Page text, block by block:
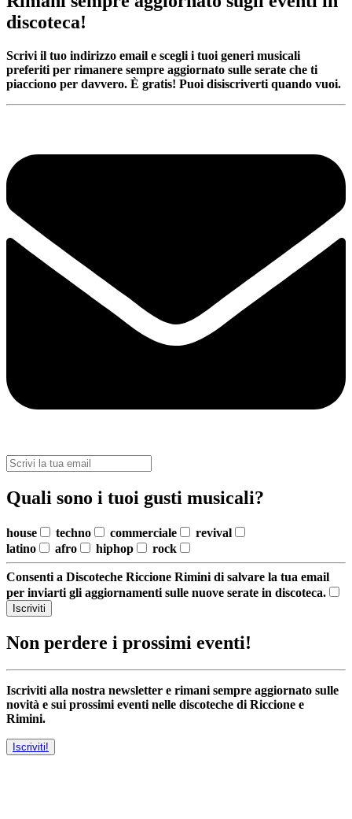
discoteca!
Scrivi il tuo indirizzo email e scegli i tuoi generi musicali
preferiti per rimanere sempre aggiornato sulle serate che ti
piacciono per davvero. È gratis! Puoi disiscriverti quando vuoi.
Quali sono i tuoi gusti musicali?
house techno commerciale
revival
latino
afro hiphop rock
Consenti a Discoteche Riccione Rimini di salvare la tua email
per inviarti gli aggiornamenti sulle nuove serate in discoteca.
Iscriviti
Non perdere i prossimi eventi!
Iscriviti alla nostra newsletter e rimani sempre aggiornato sulle
novità e sui prossimi eventi nelle discoteche di Riccione e
Rimini.
Iscriviti!